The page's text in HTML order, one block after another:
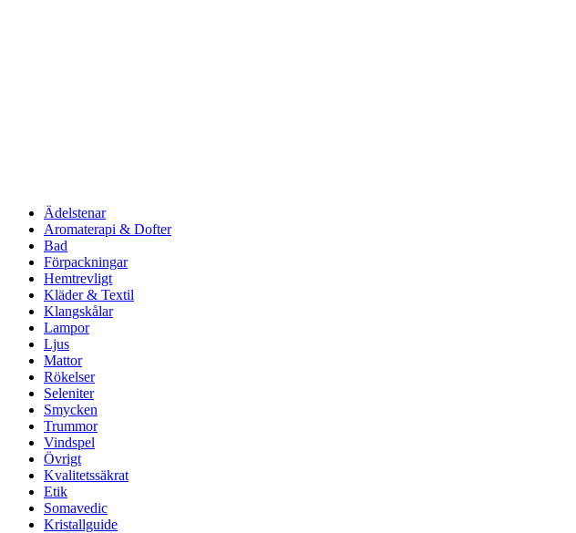
Ädelstenar
Aromaterapi & Dofter
Bad
Förpackningar
Hemtrevligt
Kläder & Textil
Klangskålar
Lampor
Ljus
Mattor
Rökelser
Seleniter
Smycken
Trummor
Vindspel
Övrigt
Kvalitetssäkrat
Etik
Somavedic
Kristallguide